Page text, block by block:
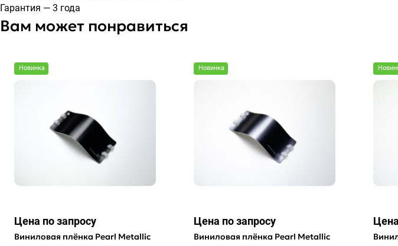
Гарантия — 3 года
Вам может понравиться
Новинка
Цена по запросу
Виниловая плёнка Pearl Metallic
Новинка
Цена по запросу
Виниловая плёнка Pearl Metallic